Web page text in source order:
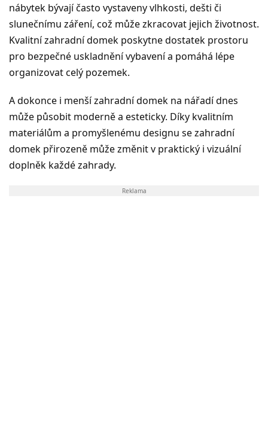
nábytek bývají často vystaveny vlhkosti, dešti či
slunečnímu záření, což může zkracovat jejich životnost.
Kvalitní zahradní domek poskytne dostatek prostoru
pro bezpečné uskladnění vybavení a pomáhá lépe
organizovat celý pozemek.
A dokonce i menší zahradní domek na nářadí dnes
může působit moderně a esteticky. Díky kvalitním
materiálům a promyšlenému designu se zahradní
domek přirozeně může změnit v praktický i vizuální
doplněk každé zahrady.
Reklama